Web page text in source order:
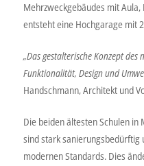
Mehrzweckgebäudes mit
entsteht eine Hochgarage mit
„Das gestalterische Konzept
Funktionalität, Design und
Handschmann, Architekt und
Die beiden ältesten Schulen in
sind stark sanierungsbedürftig
modernen Standards. Dies